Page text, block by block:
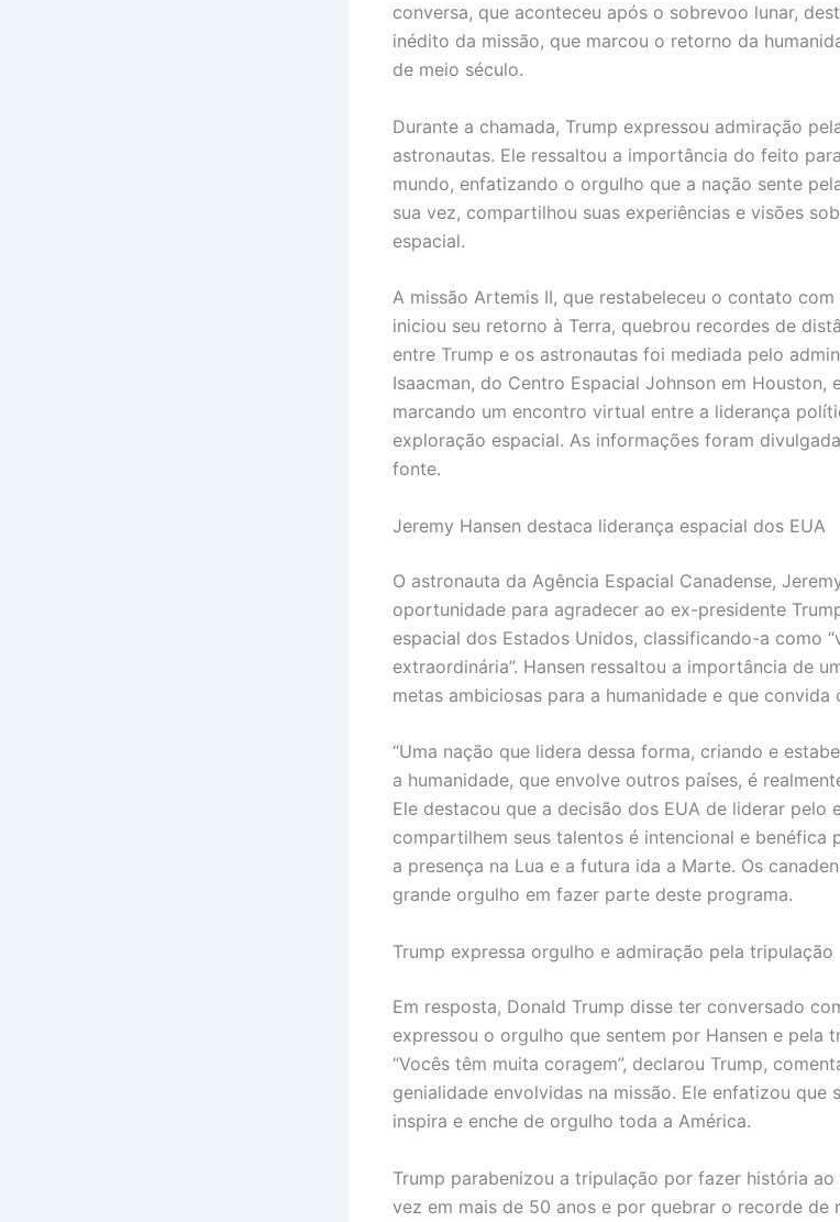
conversa, que aconteceu após o sobrevoo lunar,
inédito da missão, que marcou o retorno da
de meio século.
Durante a chamada, Trump expressou admiração
astronautas. Ele ressaltou a importância do feito
mundo, enfatizando o orgulho que a nação sente
sua vez, compartilhou suas experiências e visões
espacial.
A missão Artemis II, que restabeleceu o contato
iniciou seu retorno à Terra, quebrou recordes de
entre Trump e os astronautas foi mediada pelo
Isaacman, do Centro Espacial Johnson em Houston,
marcando um encontro virtual entre a liderança
exploração espacial. As informações foram
fonte.
Jeremy Hansen destaca liderança espacial dos EUA
O astronauta da Agência Espacial Canadense,
oportunidade para agradecer ao ex-presidente
espacial dos Estados Unidos, classificando-a como
extraordinária”. Hansen ressaltou a importância de
metas ambiciosas para a humanidade e que
“Uma nação que lidera dessa forma, criando e
a humanidade, que envolve outros países, é
Ele destacou que a decisão dos EUA de liderar pelo
compartilhem seus talentos é intencional e benéfica
a presença na Lua e a futura ida a Marte. Os
grande orgulho em fazer parte deste programa.
Trump expressa orgulho e admiração pela tripulação
Em resposta, Donald Trump disse ter conversado
expressou o orgulho que sentem por Hansen e pela
“Vocês têm muita coragem”, declarou Trump,
genialidade envolvidas na missão. Ele enfatizou que
inspira e enche de orgulho toda a América.
Trump parabenizou a tripulação por fazer história
vez em mais de 50 anos e por quebrar o recorde de